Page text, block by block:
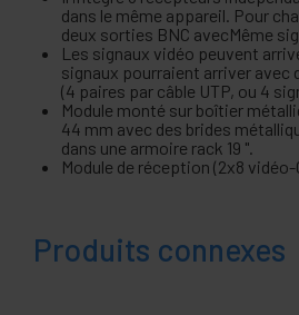
dans le même appareil. Pour
deux sorties BNC avecMême
Les signaux vidéo peuvent
signaux pourraient arriver avec
(4 paires par câble UTP, ou 4
Module monté sur boîtier
44 mm avec des brides
dans une armoire rack 19 ".
Module de réception (2x8 vidéo-
Produits connexes